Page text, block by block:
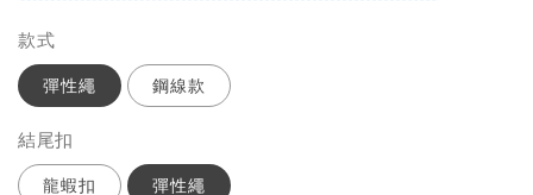
款式
彈性繩 鋼線款
結尾扣
龍蝦扣 彈性繩